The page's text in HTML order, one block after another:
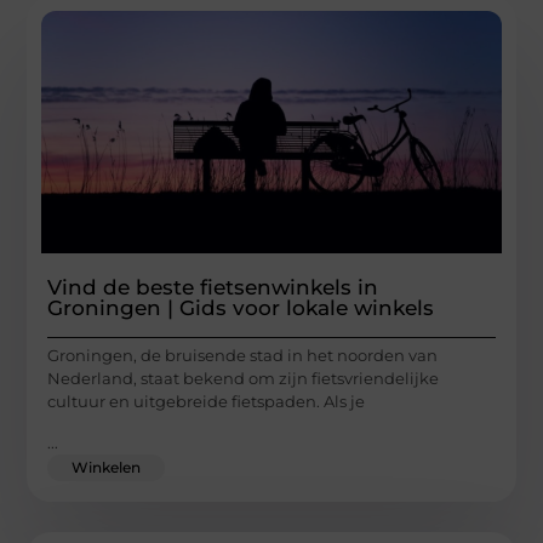
Vind de beste fietsenwinkels in
Groningen | Gids voor lokale winkels
Groningen, de bruisende stad in het noorden van
Nederland, staat bekend om zijn fietsvriendelijke
cultuur en uitgebreide fietspaden. Als je
Winkelen